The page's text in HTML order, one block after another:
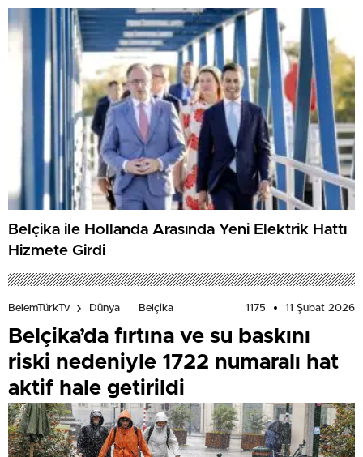
Belçika ile Hollanda Arasında Yeni Elektrik Hattı
Hizmete Girdi
BelemTürkTv Dünya Belçika 1175 11 Şubat 2026
Belçika’da fırtına ve su baskını
riski nedeniyle 1722 numaralı hat
aktif hale getirildi